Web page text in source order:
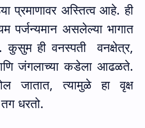
प्रमाणावर अस्तित्व आहे. ही
पर्जन्यमान असलेल्या भागात
ही वनस्पती
वनक्षेत्र,
जंगलाच्या कडेला आढळते.
जातात,त्यामुळे हा वृक्ष
धरतो.